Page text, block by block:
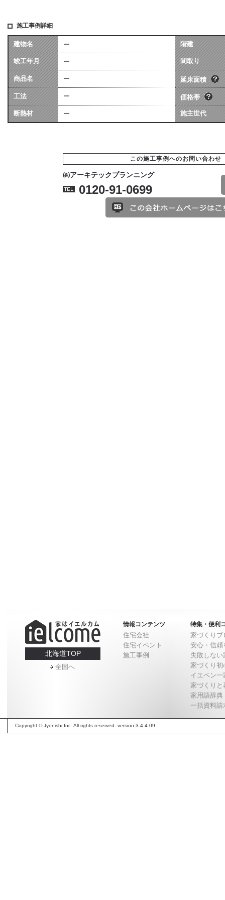
施工事例詳細
建物名 ー 階建
竣工年月 ー 間取り
商品名 ー 延床面積
坪数は会社によって
異なる場合がありま
工法 ー 価格帯
価格には、建物本体価
用（暖房工事・換気工
[照明込]・給排水工事[宅
ます。
断熱材 ー 施主世代
この施工事例へのお問い合わせ
㈱アーキテックプランニング
0120-91-0699
北海道TOP
全国へ
情報コンテンツ
住宅会社
住宅イベント
施工事例
特集・便利
家づくりブ
安心・信頼
失敗しない
家づくり初
イエペン一
家づくりと
家用語辞典
一括資料請
Copyright © Jyonishi Inc. All rights reserved. version 3.4.4-09